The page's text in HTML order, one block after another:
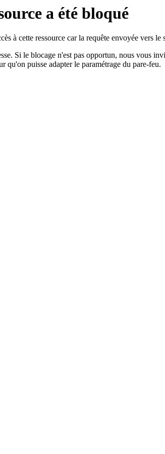
a été bloqué
à cette ressource car la requête envoyée vers le
Si le blocage n'est pas opportun, nous vous
qu'on puisse adapter le paramétrage du pare-feu.